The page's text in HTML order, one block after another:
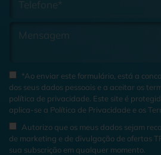
*Ao enviar este formulário, está a
dos seus dados pessoais e a aceitar os
política de privacidade . Este site é
aplica-se a Política de Privacidade e os
Autorizo que os meus dados sejam
de marketing e de divulgação de ofertas
sua subscrição em qualquer momento.